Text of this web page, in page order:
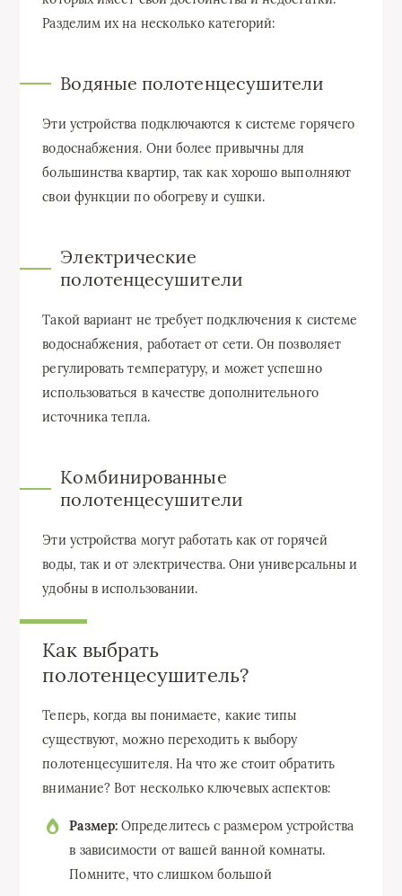
Разделим их на несколько категорий:
Водяные полотенцесушители
Эти устройства подключаются к системе горячего
водоснабжения. Они более привычны для
большинства квартир, так как хорошо выполняют
свои функции по обогреву и сушки.
Электрические
полотенцесушители
Такой вариант не требует подключения к системе
водоснабжения, работает от сети. Он позволяет
регулировать температуру, и может успешно
использоваться в качестве дополнительного
источника тепла.
Комбинированные
полотенцесушители
Эти устройства могут работать как от горячей
воды, так и от электричества. Они универсальны и
удобны в использовании.
Как выбрать
полотенцесушитель?
Теперь, когда вы понимаете, какие типы
существуют, можно переходить к выбору
полотенцесушителя. На что же стоит обратить
внимание? Вот несколько ключевых аспектов:
Размер:Определитесь с размером устройства
в зависимости от вашей ванной комнаты.
Помните, что слишком большой